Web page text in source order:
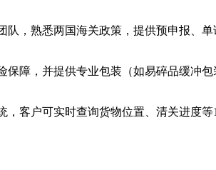
队，熟悉两国海关政策，提供预申报、单
保障，并提供专业包装（如易碎品缓冲包
，客户可实时查询货物位置、清关进度等